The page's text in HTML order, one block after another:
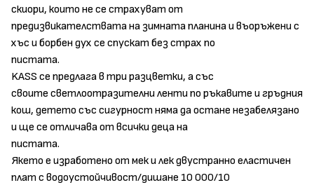
скиори, които не се страхуват от
предизвикателствата на зимната планина и въоръжени с
хъс и борбен дух се спускат без страх по
пистата.
KASS се предлага в три разцветки, a със
своите светлоотразителни ленти по ръкавите и гръдния
кош, детето със сигурност няма да остане незабелязано
и ще се отличава от всички деца на
пистата.
Якето е изработено от мек и лек двустранно еластичен
плат с водоустойчивост/дишане 10 000/10